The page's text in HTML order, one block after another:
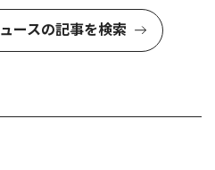
ースの記事を検索